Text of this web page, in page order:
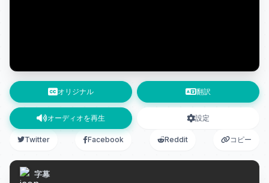
オリジナル 翻訳
オーディオを再生 設定
Twitter Facebook Reddit コピー
字幕